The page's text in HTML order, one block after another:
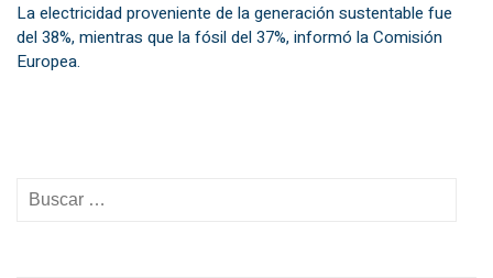
La electricidad proveniente de la generación sustentable fue
del 38%, mientras que la fósil del 37%, informó la Comisión
Europea.